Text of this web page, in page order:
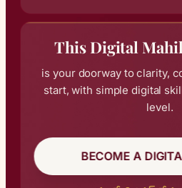
This Digital
is your doorway to clarity,
start, with simple digital
level.
BECOME A